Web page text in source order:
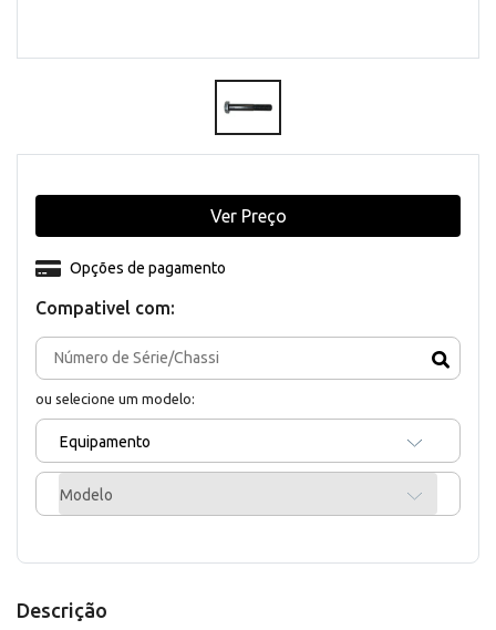
Compativel com:
ou selecione um modelo:
Equipamento
Modelo
Opções de pagamento
Ver Preço
Descrição